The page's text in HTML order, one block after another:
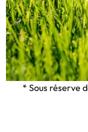
* Sous réserve